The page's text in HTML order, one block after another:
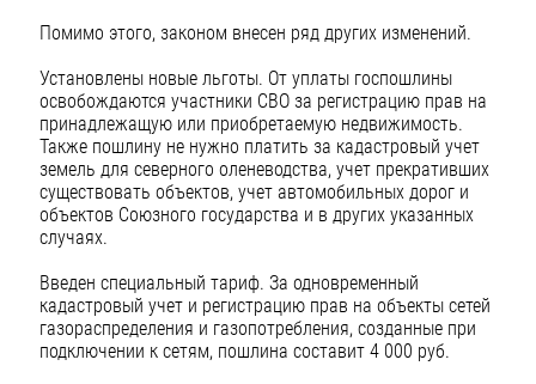
Помимо этого, законом внесен ряд других изменений.
Установлены новые льготы. От уплаты госпошлины
освобождаются участники СВО за регистрацию прав на
принадлежащую или приобретаемую недвижимость.
Также пошлину не нужно платить за кадастровый учет
земель для северного оленеводства, учет прекративших
существовать объектов, учет автомобильных дорог и
объектов Союзного государства и в других указанных
случаях.
Введен специальный тариф. За одновременный
кадастровый учет и регистрацию прав на объекты сетей
газораспределения и газопотребления, созданные при
подключении к сетям, пошлина составит 4 000 руб.